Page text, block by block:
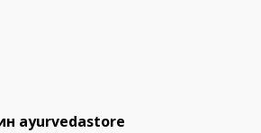
ayurvedastore